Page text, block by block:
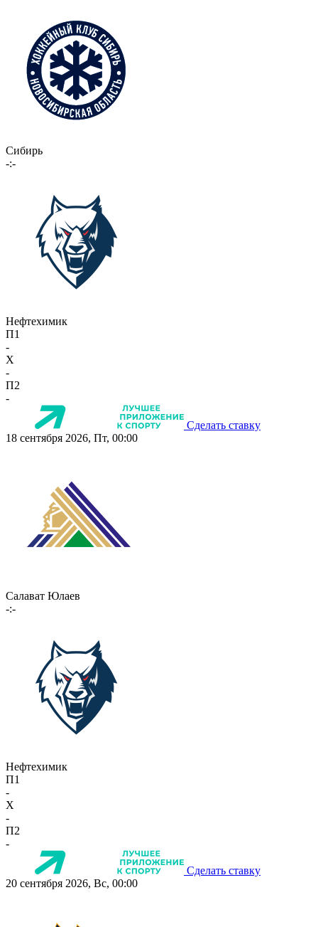
Сибирь
-:-
Нефтехимик
П1
-
X
-
П2
-
Сделать ставку
18 сентября 2026, Пт, 00:00
Салават Юлаев
-:-
Нефтехимик
П1
-
X
-
П2
-
Сделать ставку
20 сентября 2026, Вс, 00:00